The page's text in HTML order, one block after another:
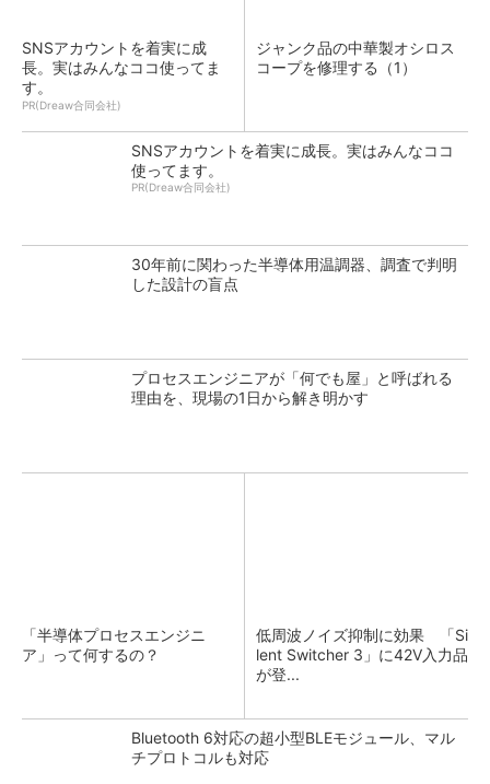
SNSアカウントを着実に成
長。実はみんなココ使ってま
す。
PR(Dreaw合同会社)
ジャンク品の中華製オシロス
コープを修理する（1）
SNSアカウントを着実に成長。実はみんなココ
使ってます。
PR(Dreaw合同会社)
30年前に関わった半導体用温調器、調査で判明
した設計の盲点
プロセスエンジニアが「何でも屋」と呼ばれる
理由を、現場の1日から解き明かす
「半導体プロセスエンジニ
ア」って何するの？
低周波ノイズ抑制に効果 「Si
lent Switcher 3」に42V入力品
が登...
Bluetooth 6対応の超小型BLEモジュール、マル
チプロトコルも対応